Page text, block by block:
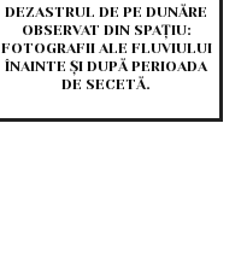
DEZASTRUL DE PE DUNĂRE
OBSERVAT DIN SPAȚIU:
FOTOGRAFII ALE FLUVIULUI
ÎNAINTE ȘI DUPĂ PERIOADA
DE SECETĂ.